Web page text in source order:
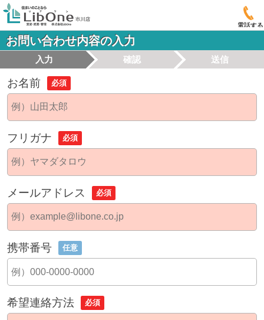
電話する
お問い合わせ内容の入力
入力 確認 送信
お名前 必須
フリガナ 必須
メールアドレス 必須
携帯番号 任意
希望連絡方法 必須